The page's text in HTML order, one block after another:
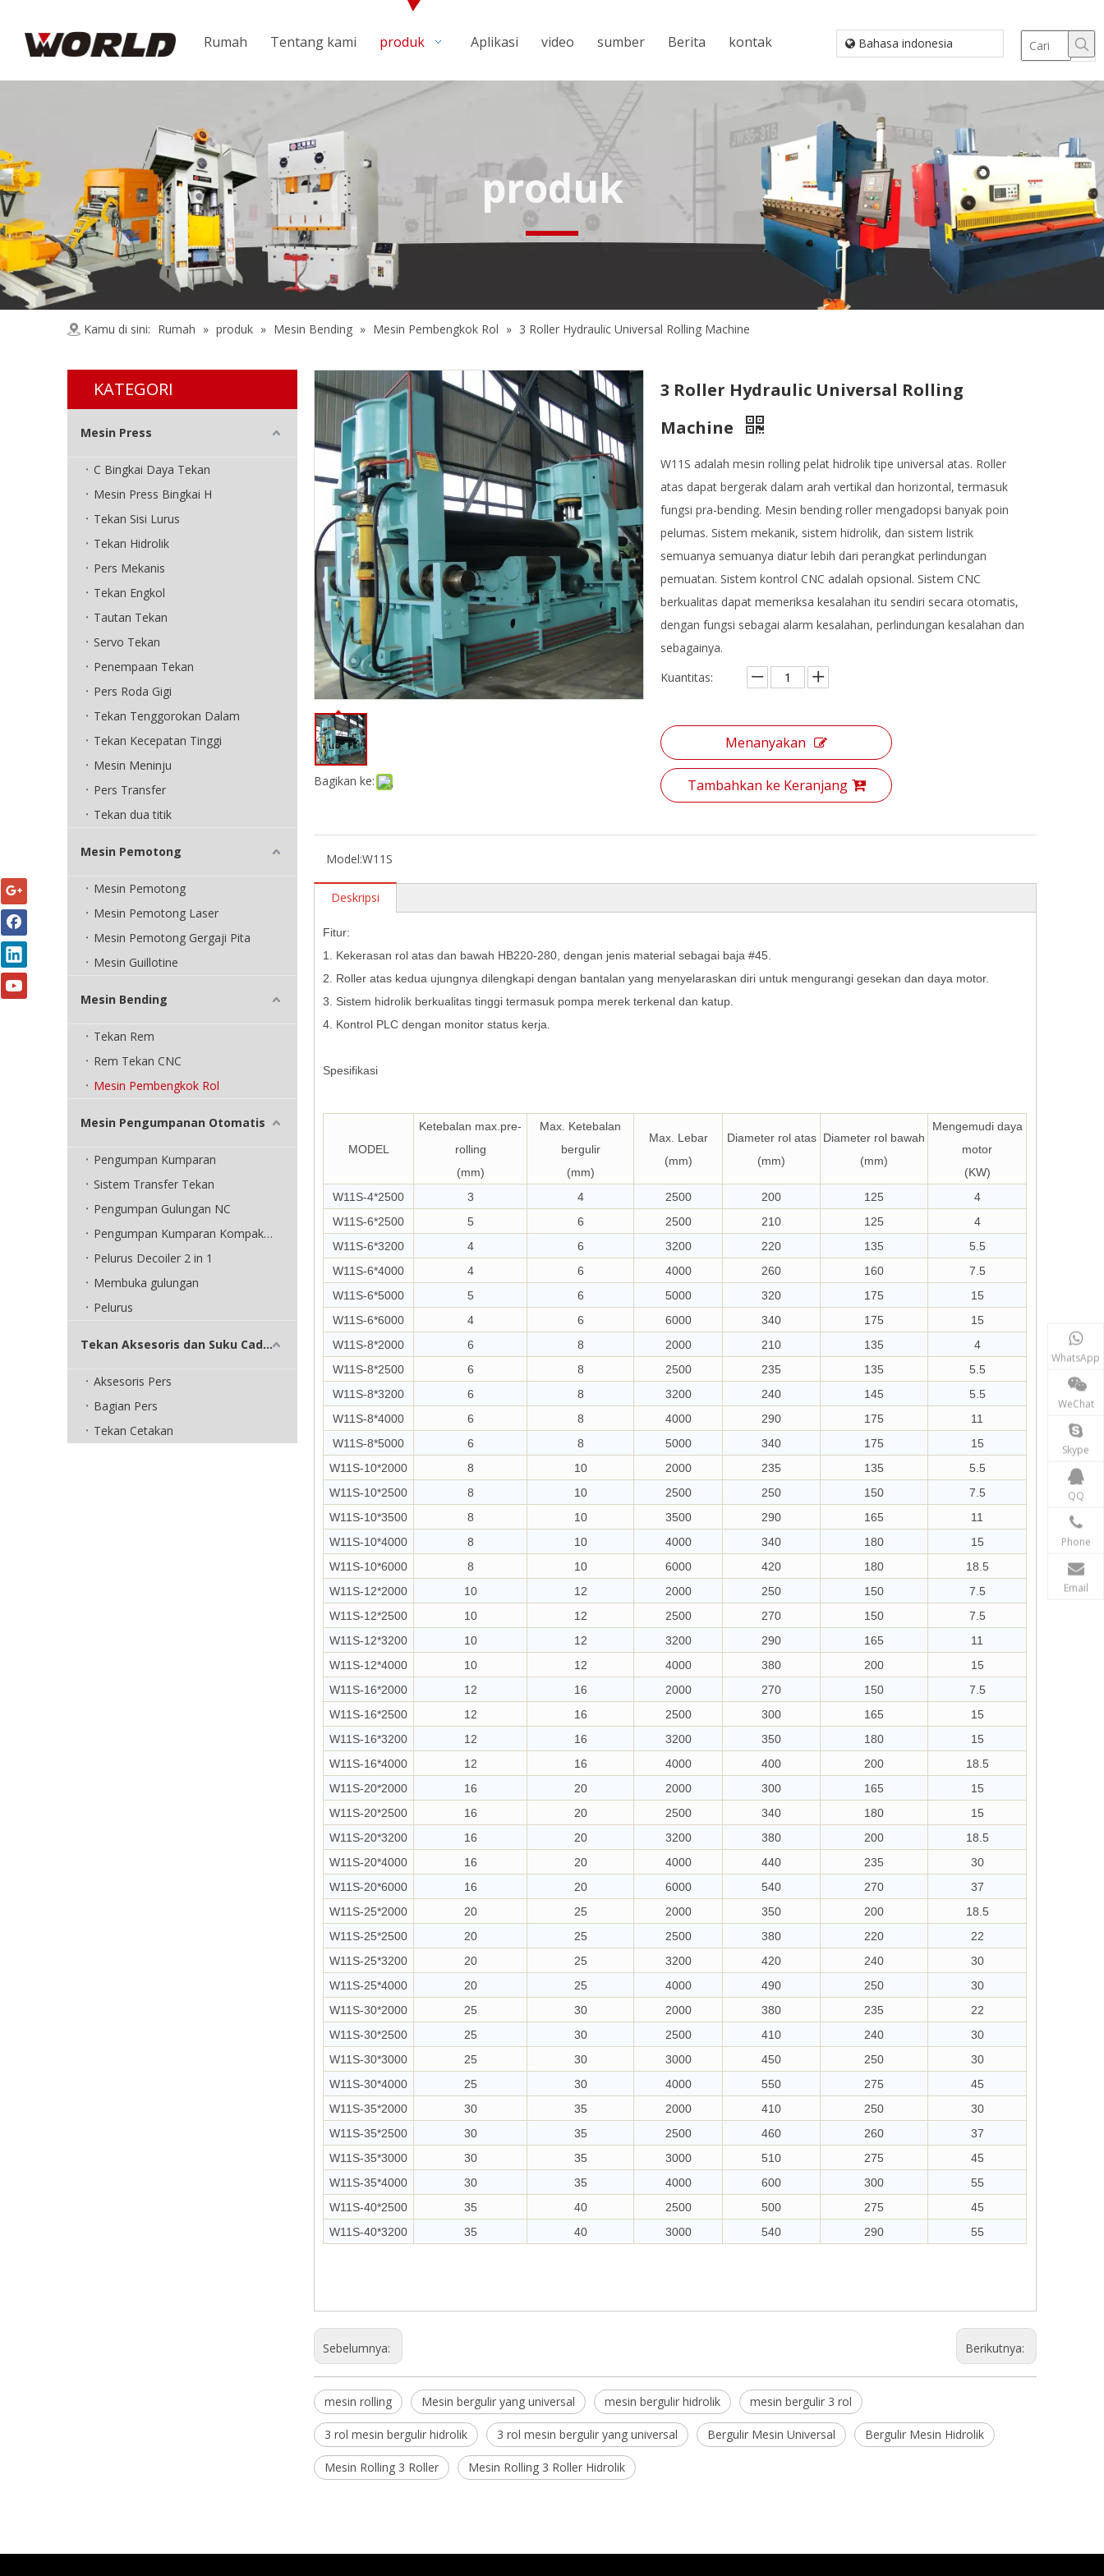
Rumah Tentang kami produk Aplikasi video sumber Berita kontak Bahasa indonesia
produk
Kamu di sini: Rumah » produk » Mesin Bending » Mesin Pembengkok Rol » 3 Roller Hydraulic Universal Rolling Machine
KATEGORI
Mesin Press
C Bingkai Daya Tekan
Mesin Press Bingkai H
Tekan Sisi Lurus
Tekan Hidrolik
Pers Mekanis
Tekan Engkol
Tautan Tekan
Servo Tekan
Penempaan Tekan
Pers Roda Gigi
Tekan Tenggorokan Dalam
Tekan Kecepatan Tinggi
Mesin Meninju
Pers Transfer
Tekan dua titik
Mesin Pemotong
Mesin Pemotong
Mesin Pemotong Laser
Mesin Pemotong Gergaji Pita
Mesin Guillotine
Mesin Bending
Tekan Rem
Rem Tekan CNC
Mesin Pembengkok Rol
Mesin Pengumpanan Otomatis
Pengumpan Kumparan
Sistem Transfer Tekan
Pengumpan Gulungan NC
Pengumpan Kumparan Kompak 3 in 1
Pelurus Decoiler 2 in 1
Membuka gulungan
Pelurus
Tekan Aksesoris dan Suku Cadang
Aksesoris Pers
Bagian Pers
Tekan Cetakan
Bagikan ke:
3 Roller Hydraulic Universal Rolling
Machine
W11S adalah mesin rolling pelat hidrolik tipe universal atas. Roller
atas dapat bergerak dalam arah vertikal dan horizontal, termasuk
fungsi pra-bending. Mesin bending roller mengadopsi banyak poin
pelumas. Sistem mekanik, sistem hidrolik, dan sistem listrik
semuanya semuanya diatur lebih dari perangkat perlindungan
pemuatan. Sistem kontrol CNC adalah opsional. Sistem CNC
berkualitas dapat memeriksa kesalahan itu sendiri secara otomatis,
dengan fungsi sebagai alarm kesalahan, perlindungan kesalahan dan
sebagainya.
Kuantitas:
Menanyakan
Tambahkan ke Keranjang
Model:W11S
Deskripsi
Fitur:
1. Kekerasan rol atas dan bawah HB220-280, dengan jenis material sebagai baja #45.
2. Roller atas kedua ujungnya dilengkapi dengan bantalan yang menyelaraskan diri untuk mengurangi gesekan dan daya motor.
3. Sistem hidrolik berkualitas tinggi termasuk pompa merek terkenal dan katup.
4. Kontrol PLC dengan monitor status kerja.
Spesifikasi
MODEL
Ketebalan max.pre-
rolling
(mm)
Max. Ketebalan
bergulir
(mm)
Max. Lebar
(mm)
Diameter rol atas
(mm)
Diameter rol bawah
(mm)
Mengemudi daya
motor
(KW)
W11S-4*2500
3 4 2500 200 125
4
W11S-6*2500
5 6 2500 210 125
4
W11S-6*3200
4 6 3200 220 135
5.5
W11S-6*4000
4 6 4000 260 160
7.5
W11S-6*5000
5 6 5000 320 175
15
W11S-6*6000
4 6 6000 340 175
15
W11S-8*2000
6 8 2000 210 135
4
W11S-8*2500
6 8 2500 235 135
5.5
W11S-8*3200
6 8 3200 240 145
5.5
W11S-8*4000
6 8 4000 290 175
11
W11S-8*5000
6 8 5000 340 175
15
W11S-10*2000
8 10 2000 235 135
5.5
W11S-10*2500
8 10 2500 250 150
7.5
W11S-10*3500
8 10 3500 290 165
11
W11S-10*4000
8 10 4000 340 180
15
W11S-10*6000
8 10 6000 420 180
18.5
W11S-12*2000
10 12 2000 250 150
7.5
W11S-12*2500
10 12 2500 270 150
7.5
W11S-12*3200
10 12 3200 290 165
11
W11S-12*4000
10 12 4000 380 200
15
W11S-16*2000
12 16 2000 270 150
7.5
W11S-16*2500
12 16 2500 300 165
15
W11S-16*3200
12 16 3200 350 180
15
W11S-16*4000
12 16 4000 400 200
18.5
W11S-20*2000
16 20 2000 300 165
15
W11S-20*2500
16 20 2500 340 180
15
W11S-20*3200
16 20 3200 380 200
18.5
W11S-20*4000
16 20 4000 440 235
30
W11S-20*6000
16 20 6000 540 270
37
W11S-25*2000
20 25 2000 350 200
18.5
W11S-25*2500
20 25 2500 380 220
22
W11S-25*3200
20 25 3200 420 240
30
W11S-25*4000
20 25 4000 490 250
30
W11S-30*2000
25 30 2000 380 235
22
W11S-30*2500
25 30 2500 410 240
30
W11S-30*3000
25 30 3000 450 250
30
W11S-30*4000
25 30 4000 550 275
45
W11S-35*2000
30 35 2000 410 250
30
W11S-35*2500
30 35 2500 460 260
37
W11S-35*3000
30 35 3000 510 275
45
W11S-35*4000
30 35 4000 600 300
55
W11S-40*2500
35 40 2500 500 275
45
W11S-40*3200
35 40 3000 540 290 55
Sebelumnya: Berikutnya:
mesin rolling Mesin bergulir yang universal mesin bergulir hidrolik mesin bergulir 3 rol
3 rol mesin bergulir hidrolik 3 rol mesin bergulir yang universal Bergulir Mesin Universal Bergulir Mesin Hidrolik
Mesin Rolling 3 Roller Mesin Rolling 3 Roller Hidrolik
WhatsApp
WeChat
Skype
QQ
Phone
Email